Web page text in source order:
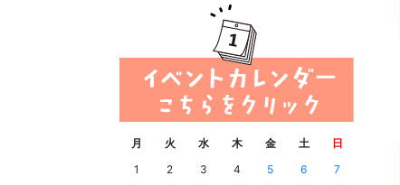
月 火 水 木 金 土
日
1
2 3 4 5 6
7